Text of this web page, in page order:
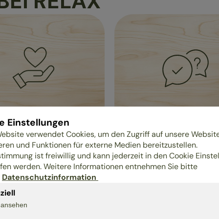
bietet seinen
sowohl Teil-
Vollzeitarbeit an
auch flexible
außerdem ein
Engagement
Unser Beitrag zur
Einfachere Bereiche
Einstellungen
verwendet Cookies, um den Zugriff auf unsere
und Funktionen für externe Medien bereitzustellen.
ist freiwillig und kann jederzeit in den Cookie
werden. Weitere Informationen entnehmen Sie bitte
Datenschutzinformation